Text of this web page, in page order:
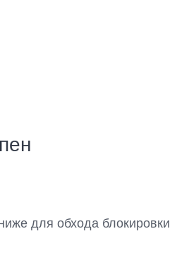
для обхода блокировки